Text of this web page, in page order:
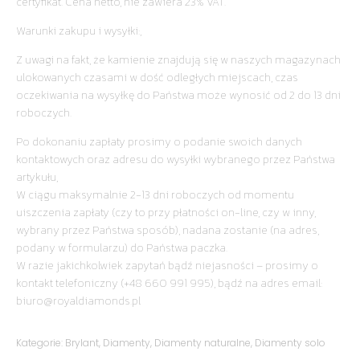
Warunki zakupu i wysyłki:,
Z uwagi na fakt, że kamienie znajdują się w naszych magazynach
ulokowanych czasami w dość odległych miejscach, czas
oczekiwania na wysyłkę do Państwa może wynosić od 2 do 13 dni
roboczych.
Po dokonaniu zapłaty prosimy o podanie swoich danych
kontaktowych oraz adresu do wysyłki wybranego przez Państwa
artykułu,
W ciągu maksymalnie 2-13 dni roboczych od momentu
uiszczenia zapłaty (czy to przy płatności on-line, czy w inny,
wybrany przez Państwa sposób), nadana zostanie (na adres,
podany w formularzu) do Państwa paczka.
W razie jakichkolwiek zapytań bądź niejasności – prosimy o
kontakt telefoniczny (+48 660 991 995), bądź na adres email:
biuro@royaldiamonds.pl
Kategorie: Brylant, Diamenty, Diamenty naturalne, Diamenty solo